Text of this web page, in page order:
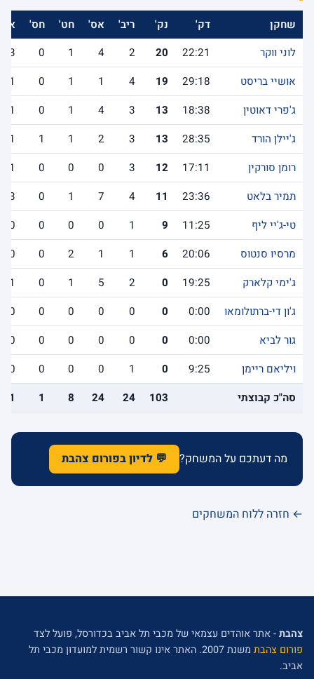
שחקן דק' נק' ריב' אס' חט' חס'
אב'
לוני ווקר
22:21
20
2
4
1
0
3
אושיי בריסט
29:18
19
4
1
1
0
1
ג'פרי דאוטין
18:38
13
3
4
1
0
1
ג'יילן הורד
28:35
13
3
2
1
1
1
רומן סורקין
17:11
12
3
0
0
0
1
תמיר בלאט
23:36
11
4
7
1
0
3
טי-ג'יי ליף
11:25
9
1
0
0
0
0
מרסיו סנטוס
20:06
6
1
1
2
0
0
ג'ימי קלארק
19:25
0
2
5
1
0
1
ג'ון די-ברתולומאו
0:00
0
0
0
0
0
0
גור לביא
0:00
0
0
0
0
0
0
ויליאם ריימן
9:25
0
1
0
0
0
0
סה"כ קבוצתי
103
24
24
8
1
11
מה דעתכם על המשחק? 💬 לדיון בפורום צהבת
← חזרה ללוח המשחקים
צהבת- אתר אוהדים עצמאי של מכבי תל אביב בכדורסל, פועל לצד
פורום צהבת
משנת 2007. האתר אינו קשור רשמית למועדון מכבי תל
אביב.